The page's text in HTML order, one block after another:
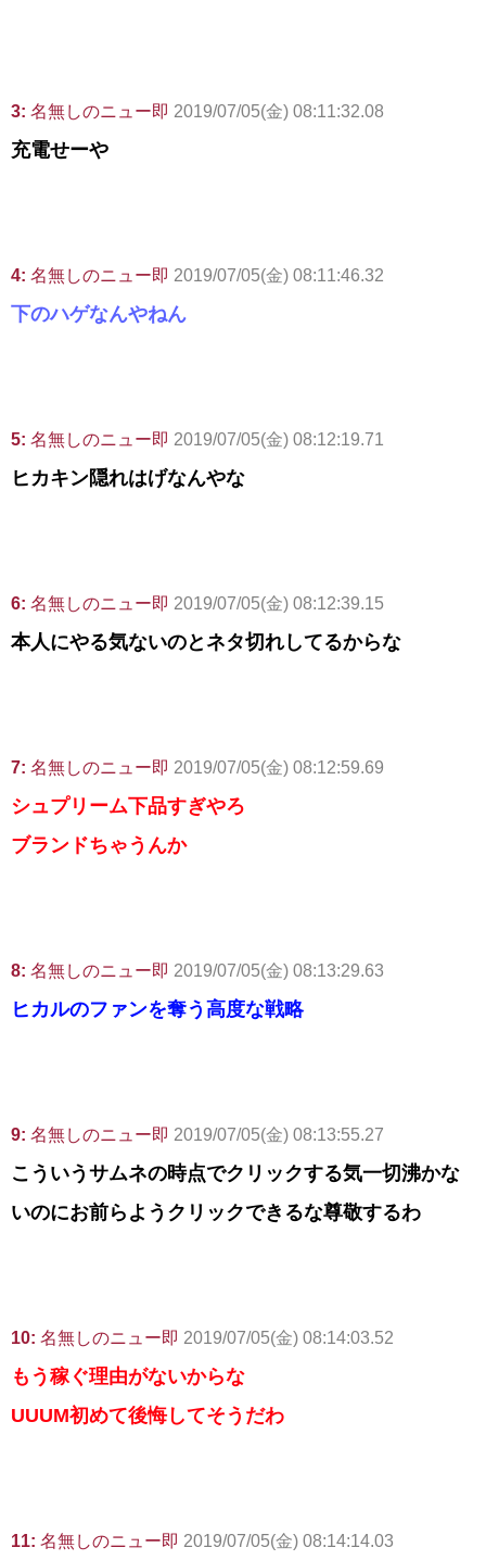
3: 名無しのニュー即 2019/07/05(金) 08:11:32.08
充電せーや
4: 名無しのニュー即 2019/07/05(金) 08:11:46.32
下のハゲなんやねん
5: 名無しのニュー即 2019/07/05(金) 08:12:19.71
ヒカキン隠れはげなんやな
6: 名無しのニュー即 2019/07/05(金) 08:12:39.15
本人にやる気ないのとネタ切れしてるからな
7: 名無しのニュー即 2019/07/05(金) 08:12:59.69
シュプリーム下品すぎやろ
ブランドちゃうんか
8: 名無しのニュー即 2019/07/05(金) 08:13:29.63
ヒカルのファンを奪う高度な戦略
9: 名無しのニュー即 2019/07/05(金) 08:13:55.27
こういうサムネの時点でクリックする気一切沸かな
いのにお前らようクリックできるな尊敬するわ
10: 名無しのニュー即 2019/07/05(金) 08:14:03.52
もう稼ぐ理由がないからな
UUUM初めて後悔してそうだわ
11: 名無しのニュー即 2019/07/05(金) 08:14:14.03